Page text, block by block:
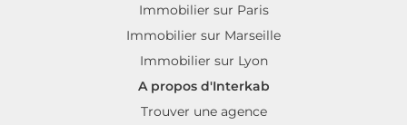
Immobilier sur Paris
Immobilier sur Marseille
Immobilier sur Lyon
A propos d'Interkab
Trouver une agence